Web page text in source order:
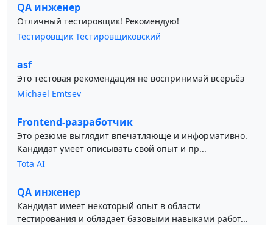
QA инженер
Отличный тестировщик! Рекомендую!
Тестировщик Тестировщиковский
asf
Это тестовая рекомендация не воспринимай всерьёз
Michael Emtsev
Frontend-разработчик
Это резюме выглядит впечатляюще и информативно.
Кандидат умеет описывать свой опыт и пр...
Tota AI
QA инженер
Кандидат имеет некоторый опыт в области
тестирования и обладает базовыми навыками работ...